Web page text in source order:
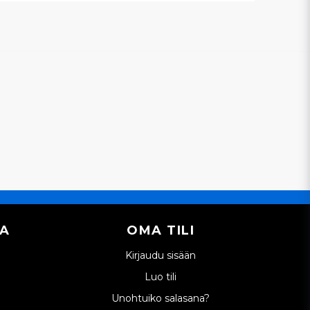
OMA TILI
Kirjaudu sisään
Luo tili
Unohtuiko salasana?